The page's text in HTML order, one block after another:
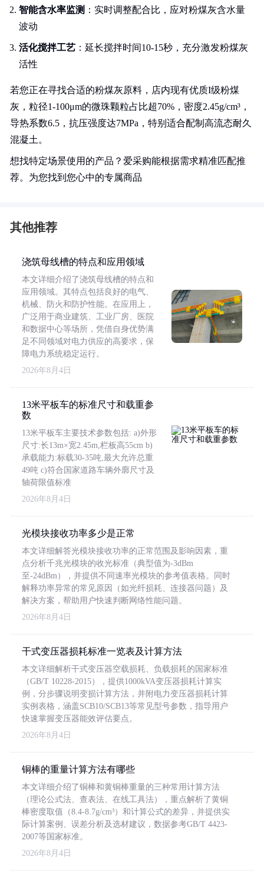
智能含水率监测 ：实时调整配合比，应对粉煤灰含水量
波动
活化搅拌工艺 ：延长搅拌时间10-15秒，充分激发粉煤灰
活性
若您正在寻找合适的粉煤灰原料，店内现有优质I级粉煤
灰，粒径1-100μm的微珠颗粒占比超70%，密度2.45g/cm³，
导热系数6.5，抗压强度达7MPa，特别适合配制高流态耐久
混凝土。
想找特定场景使用的产品？爱采购能根据需求精准匹配推
荐。为您找到您心中的专属商品
其他推荐
浇筑母线槽的特点和应用领域
本文详细介绍了浇筑母线槽的特点和
应用领域。其特点包括良好的电气、
机械、防火和防护性能。在应用上，
广泛用于商业建筑、工业厂房、医院
和数据中心等场所，凭借自身优势满
足不同领域对电力供应的高要求，保
障电力系统稳定运行。
2026年8月4日
13米平板车的标准尺寸和载重参
数
13米平板车主要技术参数包括: a)外形
尺寸:长13m×宽2.45m,栏板高55cm b)
承载能力:标载30-35吨,最大允许总重
49吨 c)符合国家道路车辆外廓尺寸及
轴荷限值标准
2026年8月4日
光模块接收功率多少是正常
本文详细解答光模块接收功率的正常范围及影响因素，重
点分析千兆光模块的收光标准（典型值为-3dBm
至-24dBm），并提供不同速率光模块的参考值表格。同时
解释功率异常的常见原因（如光纤损耗、连接器问题）及
解决方案，帮助用户快速判断网络性能问题。
2026年8月4日
干式变压器损耗标准一览表及计算方法
本文详细解析干式变压器空载损耗、负载损耗的国家标准
（GB/T 10228-2015），提供1000kVA变压器损耗计算实
例，分步骤说明变损计算方法，并附电力变压器损耗计算
实例表格，涵盖SCB10/SCB13等常见型号参数，指导用户
快速掌握变压器能效评估要点。
2026年8月4日
铜棒的重量计算方法有哪些
本文详细介绍了铜棒和黄铜棒重量的三种常用计算方法
（理论公式法、查表法、在线工具法），重点解析了黄铜
棒密度取值（8.4-8.7g/cm³）和计算公式的差异，并提供实
际计算案例、误差分析及选材建议，数据参考GB/T 4423-
2007等国家标准。
2026年8月4日